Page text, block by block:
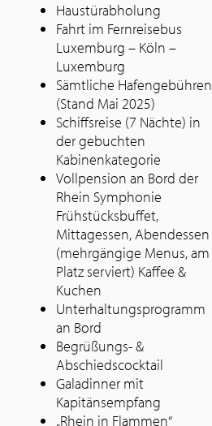
Haustürabholung
Fahrt im Fernreisebus
Luxemburg – Köln –
Luxemburg
Sämtliche Hafengebühren
(Stand Mai 2025)
Schiffsreise (7 Nächte) in
der gebuchten
Kabinenkategorie
Vollpension an Bord der
Rhein Symphonie
Frühstücksbuffet,
Mittagessen, Abendessen
(mehrgängige Menus, am
Platz serviert) Kaffee &
Kuchen
Unterhaltungsprogramm
an Bord
Begrüßungs- &
Abschiedscocktail
Galadinner mit
Kapitänsempfang
„Rhein in Flammen“